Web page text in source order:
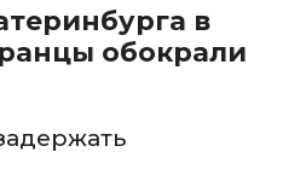
в
обокрали